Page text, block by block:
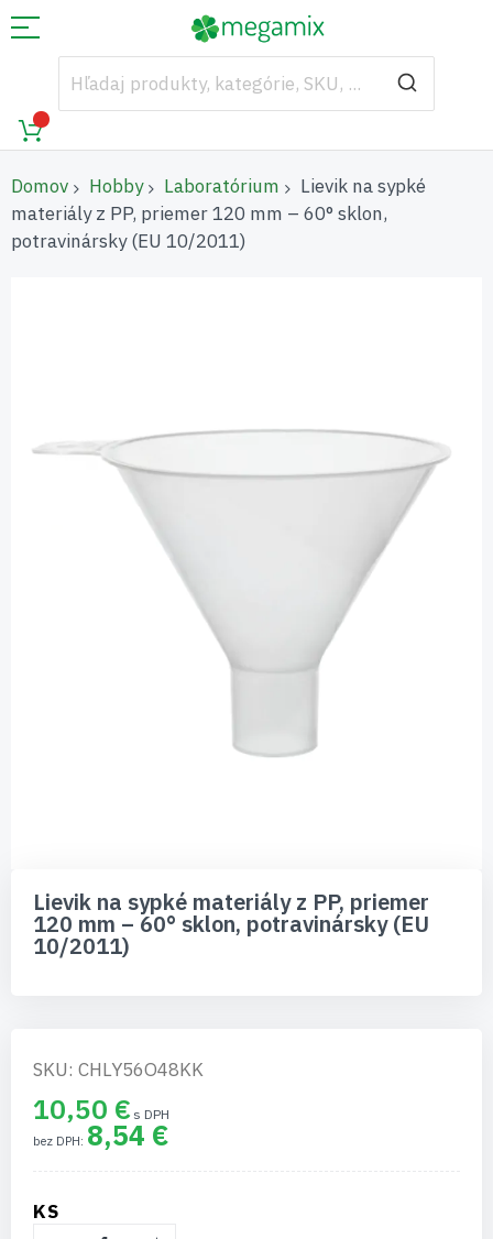
Domov Hobby Laboratórium
Lievik na sypké
materiály z PP, priemer 120 mm – 60° sklon,
potravinársky (EU 10/2011)
začiatok
galérie
obrázkov
Lievik na sypké materiály z PP, priemer
120 mm – 60° sklon, potravinársky (EU
10/2011)
SKU: CHLY56O48KK
10,50 €
8,54 €
KS